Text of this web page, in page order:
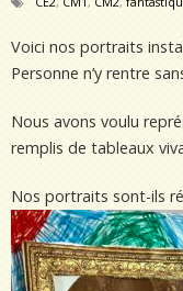
Voici nos portraits
Personne n’y rentre
Nous avons voulu
remplis de tableaux
Nos portraits sont-ils